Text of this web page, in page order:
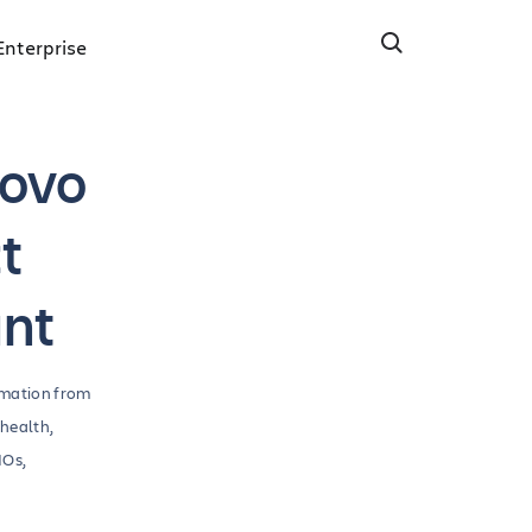
from